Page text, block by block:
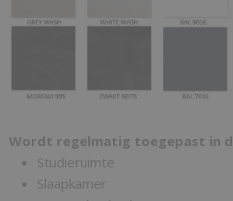
Wordt regelmatig toegepast in
Studieruimte
Slaapkamer